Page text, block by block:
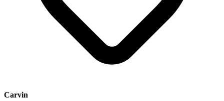
Carvin